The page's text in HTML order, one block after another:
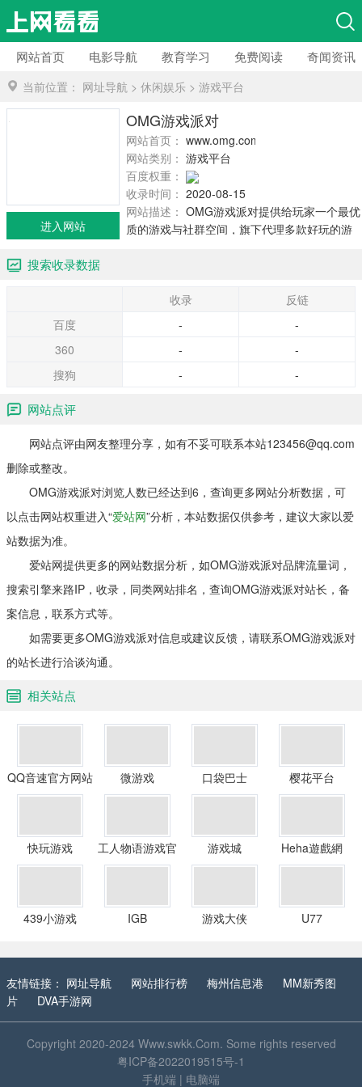
网站首页 电影导航 教育学习 免费阅读 奇闻资讯
当前位置： 网址导航 > 休闲娱乐 > 游戏平台
OMG游戏派对
网站首页： www.omg.com.tw
网站类别： 游戏平台
百度权重：
收录时间： 2020-08-15
网站描述： OMG游戏派对提供给玩家一个最优
质的游戏与社群空间，旗下代理多款好玩的游
之翼等。 OMG本着『不创新便是死亡的信念』
营的目标。
进入网站
搜索收录数据
收录
反链
百度
-
-
360
-
-
搜狗
- -
网站点评
网站点评由网友整理分享，如有不妥可联系本站123456@qq.com
删除或整改。
OMG游戏派对浏览人数已经达到6，查询更多网站分析数据，可
以点击网站权重进入“爱站网”分析，本站数据仅供参考，建议大家以爱
站数据为准。
爱站网提供更多的网站数据分析，如OMG游戏派对品牌流量词，
搜索引擎来路IP，收录，同类网站排名，查询OMG游戏派对站长，备
案信息，联系方式等。
如需要更多OMG游戏派对信息或建议反馈，请联系OMG游戏派对
的站长进行洽谈沟通。
相关站点
QQ音速官方网站 微游戏 口袋巴士 樱花平台
快玩游戏
工人物语游戏官
网
游戏城 Heha遊戲網
439小游戏 IGB 游戏大侠 U77
友情链接： 网址导航 网站排行榜 梅州信息港
MM新秀图
片
DVA手游网
Copyright 2020-2024 Www.swkk.Com. Some rights reserved
粤ICP备2022019515号-1
手机端 | 电脑端